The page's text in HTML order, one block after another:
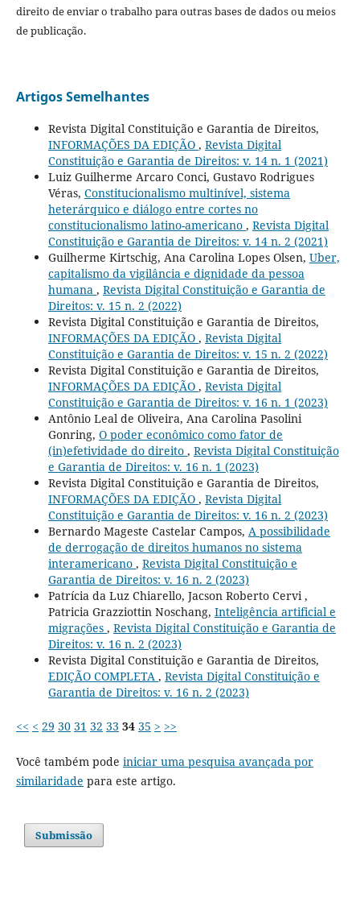
direito de enviar o trabalho para outras bases de dados ou meios
de publicação.
Artigos Semelhantes
Revista Digital Constituição e Garantia de Direitos,
INFORMAÇÕES DA EDIÇÃO , Revista Digital
Constituição e Garantia de Direitos: v. 14 n. 1 (2021)
Luiz Guilherme Arcaro Conci, Gustavo Rodrigues
Véras, Constitucionalismo multinível, sistema
heterárquico e diálogo entre cortes no
constitucionalismo latino-americano , Revista Digital
Constituição e Garantia de Direitos: v. 14 n. 2 (2021)
Guilherme Kirtschig, Ana Carolina Lopes Olsen, Uber,
capitalismo da vigilância e dignidade da pessoa
humana , Revista Digital Constituição e Garantia de
Direitos: v. 15 n. 2 (2022)
Revista Digital Constituição e Garantia de Direitos,
INFORMAÇÕES DA EDIÇÃO , Revista Digital
Constituição e Garantia de Direitos: v. 15 n. 2 (2022)
Revista Digital Constituição e Garantia de Direitos,
INFORMAÇÕES DA EDIÇÃO , Revista Digital
Constituição e Garantia de Direitos: v. 16 n. 1 (2023)
Antônio Leal de Oliveira, Ana Carolina Pasolini
Gonring, O poder econômico como fator de
(in)efetividade do direito , Revista Digital Constituição
e Garantia de Direitos: v. 16 n. 1 (2023)
Revista Digital Constituição e Garantia de Direitos,
INFORMAÇÕES DA EDIÇÃO , Revista Digital
Constituição e Garantia de Direitos: v. 16 n. 2 (2023)
Bernardo Mageste Castelar Campos, A possibilidade
de derrogação de direitos humanos no sistema
interamericano , Revista Digital Constituição e
Garantia de Direitos: v. 16 n. 2 (2023)
Patrícia da Luz Chiarello, Jacson Roberto Cervi ,
Patricia Grazziottin Noschang, Inteligência artificial e
migrações , Revista Digital Constituição e Garantia de
Direitos: v. 16 n. 2 (2023)
Revista Digital Constituição e Garantia de Direitos,
EDIÇÃO COMPLETA , Revista Digital Constituição e
Garantia de Direitos: v. 16 n. 2 (2023)
<< < 29 30 31 32 33 34 35 > >>
Você também pode iniciar uma pesquisa avançada por
similaridade para este artigo.
Submissão